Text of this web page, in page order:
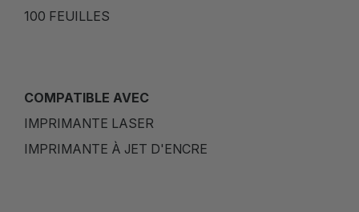
100 FEUILLES
COMPATIBLE AVEC
IMPRIMANTE LASER
IMPRIMANTE À JET D'ENCRE